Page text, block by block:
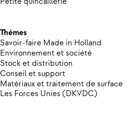
Thèmes
Savoir-faire Made in Holland
Environnement et société
Stock et distribution
Conseil et support
Matériaux et traitement de surface
Les Forces Unies (DKVDC)